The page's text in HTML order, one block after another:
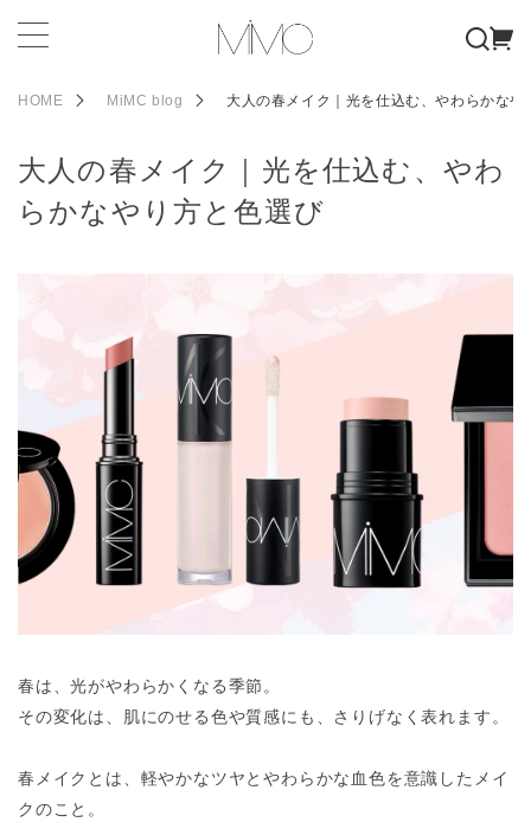
HOME MiMC blog 大人の春メイク｜光を仕込む、やわらかなや
大人の春メイク｜光を仕込む、やわ
らかなやり方と色選び
春は、光がやわらかくなる季節。
その変化は、肌にのせる色や質感にも、さりげなく表れます。
春メイクとは、軽やかなツヤとやわらかな血色を意識したメイ
クのこと。